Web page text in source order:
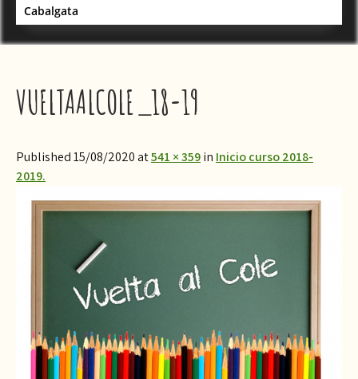
Cabalgata
VUELTAALCOLE_18-19
Published 15/08/2020 at541 × 359in Inicio curso 2018-
2019.